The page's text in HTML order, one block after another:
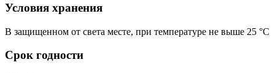
Условия хранения
В защищенном от света месте, при температуре не выше 25 °C
Срок годности